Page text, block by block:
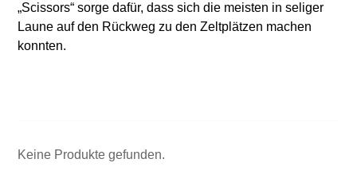
„Scissors“ sorge dafür, dass sich die meisten in seliger
Laune auf den Rückweg zu den Zeltplätzen machen
konnten.
Keine Produkte gefunden.